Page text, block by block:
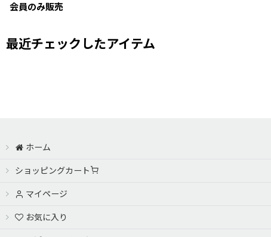
会員のみ販売
最近チェックしたアイテム
ホーム
ショッピングカート
マイページ
お気に入り